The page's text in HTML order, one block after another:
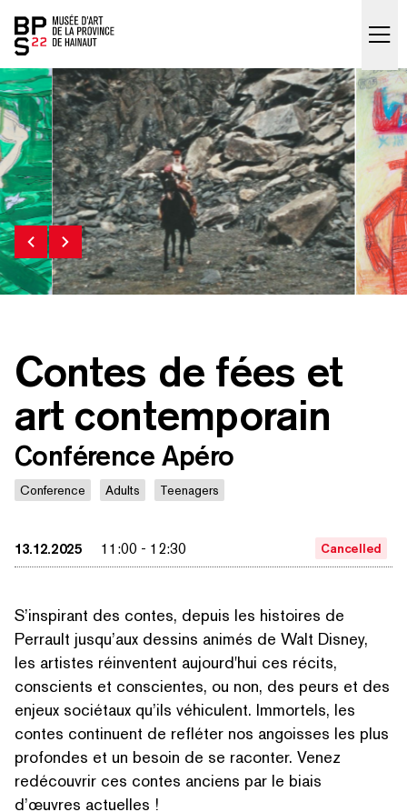
skip_to_content
Accueil
Contes de fées et
art contemporain
Conférence Apéro
Conference Adults Teenagers
13.12.2025 11:00 - 12:30 Cancelled
S’inspirant des contes, depuis les histoires de
Perrault jusqu’aux dessins animés de Walt Disney,
les artistes réinventent aujourd'hui ces récits,
conscients et conscientes, ou non, des peurs et des
enjeux sociétaux qu’ils véhiculent. Immortels, les
contes continuent de refléter nos angoisses les plus
profondes et un besoin de se raconter. Venez
redécouvrir ces contes anciens par le biais
d’œuvres actuelles !